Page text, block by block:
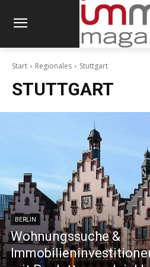
Start Regionales Stuttgart
STUTTGART
BERLIN
Wohnungssuche &